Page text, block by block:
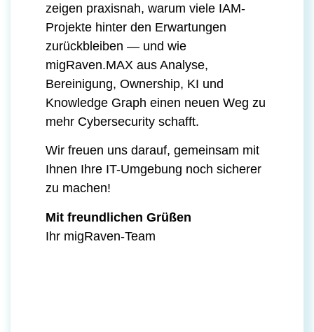
zeigen praxisnah, warum viele IAM-
Projekte hinter den Erwartungen
zurückbleiben — und wie
migRaven.MAX aus Analyse,
Bereinigung, Ownership, KI und
Knowledge Graph einen neuen Weg zu
mehr Cybersecurity schafft.
Wir freuen uns darauf, gemeinsam mit
Ihnen Ihre IT-Umgebung noch sicherer
zu machen!
Mit freundlichen Grüßen
Ihr migRaven-Team